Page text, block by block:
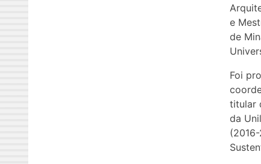
e
de
Foi
titular
da